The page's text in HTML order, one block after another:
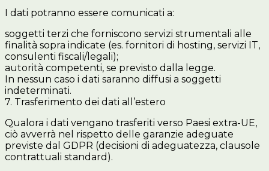
I dati potranno essere comunicati a:
soggetti terzi che forniscono servizi strumentali alle
finalità sopra indicate (es. fornitori di hosting, servizi IT,
consulenti fiscali/legali);
autorità competenti, se previsto dalla legge.
In nessun caso i dati saranno diffusi a soggetti
indeterminati.
7. Trasferimento dei dati all’estero
Qualora i dati vengano trasferiti verso Paesi extra-UE,
ciò avverrà nel rispetto delle garanzie adeguate
previste dal GDPR (decisioni di adeguatezza, clausole
contrattuali standard).